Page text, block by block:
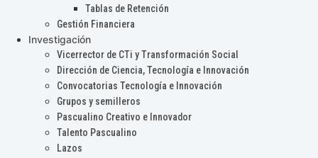
Tablas de Retención
Gestión Financiera
Investigación
Vicerrector de CTi y Transformación Social
Dirección de Ciencia, Tecnología e Innovación
Convocatorias Tecnología e Innovación
Grupos y semilleros
Pascualino Creativo e Innovador
Talento Pascualino
Lazos